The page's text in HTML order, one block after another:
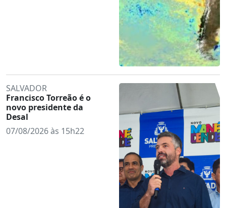
SALVADOR
Francisco Torreão é o
novo presidente da
Desal
07/08/2026 às 15h22